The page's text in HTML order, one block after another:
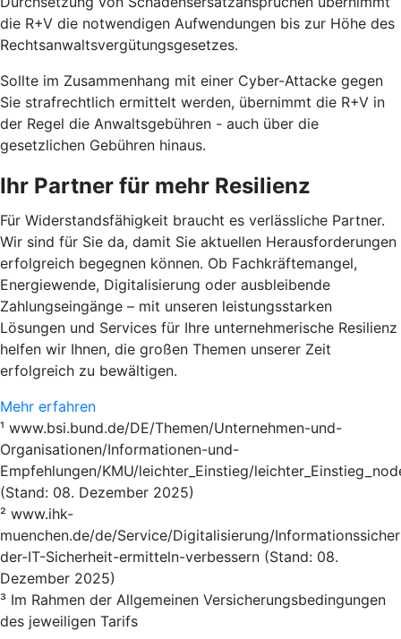
die R+V die notwendigen Aufwendungen bis zur Höhe des
Rechtsanwaltsvergütungsgesetzes.
Sollte im Zusammenhang mit einer Cyber-Attacke gegen
Sie strafrechtlich ermittelt werden, übernimmt die R+V in
der Regel die Anwaltsgebühren - auch über die
gesetzlichen Gebühren hinaus.
Ihr Partner für mehr Resilienz
Für Widerstandsfähigkeit braucht es verlässliche Partner.
Wir sind für Sie da, damit Sie aktuellen Herausforderungen
erfolgreich begegnen können. Ob Fachkräftemangel,
Energiewende, Digitalisierung oder ausbleibende
Zahlungseingänge – mit unseren leistungsstarken
Lösungen und Services für Ihre unternehmerische Resilienz
helfen wir Ihnen, die großen Themen unserer Zeit
erfolgreich zu bewältigen.
Mehr erfahren
¹ www.bsi.bund.de/DE/Themen/Unternehmen-und-
Organisationen/Informationen-und-
Empfehlungen/KMU/leichter_Einstieg/
(Stand: 08. Dezember 2025)
² www.ihk-
muenchen.de/de/Service/Digitalisierung/
der-IT-Sicherheit-ermitteln-verbessern (Stand: 08.
Dezember 2025)
³ Im Rahmen der Allgemeinen Versicherungsbedingungen
des jeweiligen Tarifs